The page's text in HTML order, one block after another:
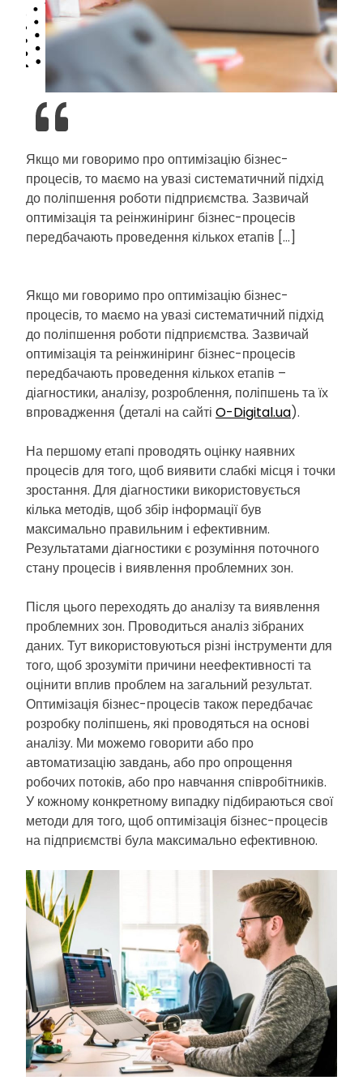
Якщо ми говоримо про оптимізацію бізнес-
процесів, то маємо на увазі систематичний підхід
до поліпшення роботи підприємства. Зазвичай
оптимізація та реінжиніринг бізнес-процесів
передбачають проведення кількох етапів […]
Якщо ми говоримо про оптимізацію бізнес-
процесів, то маємо на увазі систематичний підхід
до поліпшення роботи підприємства. Зазвичай
оптимізація та реінжиніринг бізнес-процесів
передбачають проведення кількох етапів –
діагностики, аналізу, розроблення, поліпшень та їх
впровадження (деталі на сайті O-Digital.ua).
На першому етапі проводять оцінку наявних
процесів для того, щоб виявити слабкі місця і точки
зростання. Для діагностики використовується
кілька методів, щоб збір інформації був
максимально правильним і ефективним.
Результатами діагностики є розуміння поточного
стану процесів і виявлення проблемних зон.
Після цього переходять до аналізу та виявлення
проблемних зон. Проводиться аналіз зібраних
даних. Тут використовуються різні інструменти для
того, щоб зрозуміти причини неефективності та
оцінити вплив проблем на загальний результат.
Оптимізація бізнес-процесів також передбачає
розробку поліпшень, які проводяться на основі
аналізу. Ми можемо говорити або про
автоматизацію завдань, або про опрощення
робочих потоків, або про навчання співробітників.
У кожному конкретному випадку підбираються свої
методи для того, щоб оптимізація бізнес-процесів
на підприємстві була максимально ефективною.